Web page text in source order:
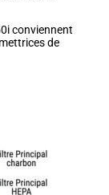
conviennent
de